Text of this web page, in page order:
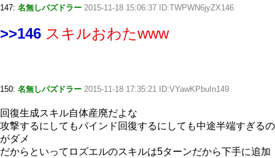
147: 名無しパズドラー 2015-11-18 15:06:37 ID:TWPWN6jyZX146
>>146 スキルおわたwww
150: 名無しパズドラー 2015-11-18 17:35:21 ID:VYawKPbuIn149
回復生成スキル自体産廃だよな
攻撃するにしてもバインド回復するにしても中途半端すぎるの
がダメ
だからといってロズエルのスキルは5ターンだから下手に追加